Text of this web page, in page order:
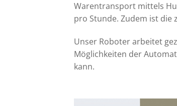
Warentransport mittels
pro Stunde. Zudem ist
Unser Roboter arbeitet
Möglichkeiten der
kann.